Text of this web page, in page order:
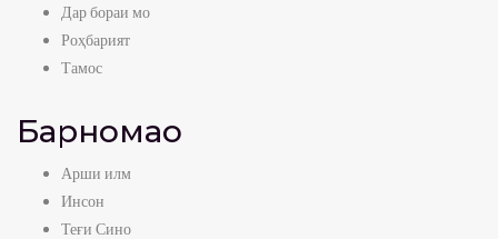
Дар бораи мо
Роҳбарият
Тамос
Барномаҳо
Арши илм
Инсон
Теғи Сино